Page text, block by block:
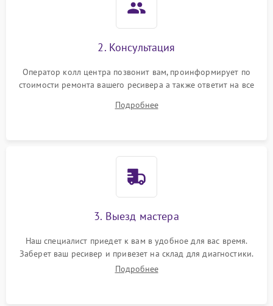
2. Консультация
Оператор колл центра позвонит вам, проинформирует по
стоимости ремонта вашего ресивера а также ответит на все
Подробнее
3. Выезд мастера
Наш специалист приедет к вам в удобное для вас время.
Заберет ваш ресивер и привезет на склад для диагностики.
Подробнее